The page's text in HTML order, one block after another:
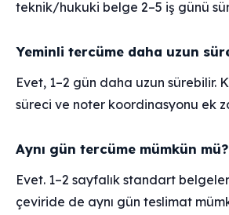
teknik/hukuki belge 2–5 iş günü
Yeminli tercüme daha uzun
Evet, 1–2 gün daha uzun
süreci ve noter koordinasyonu ek
Aynı gün tercüme mümkün mü?
Evet. 1–2 sayfalık standart
çeviride de aynı gün teslimat